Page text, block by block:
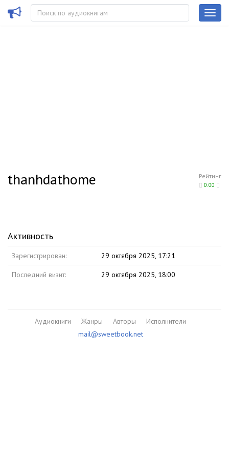
Рейтинг
0.00
thanhdathome
Активность
Зарегистрирован: 29 октября 2025, 17:21
Последний визит: 29 октября 2025, 18:00
Аудиокниги Жанры Авторы
Исполнители
mail@sweetbook.net